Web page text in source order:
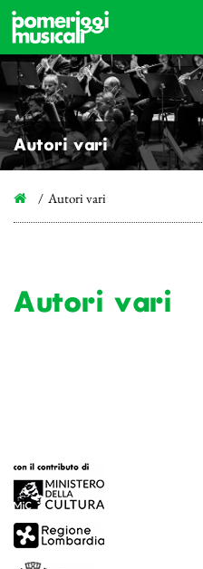
Autori vari
Autori vari
Autori vari